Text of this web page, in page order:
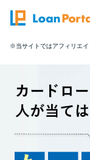
ト
おす
※当サイトではアフィリエイ